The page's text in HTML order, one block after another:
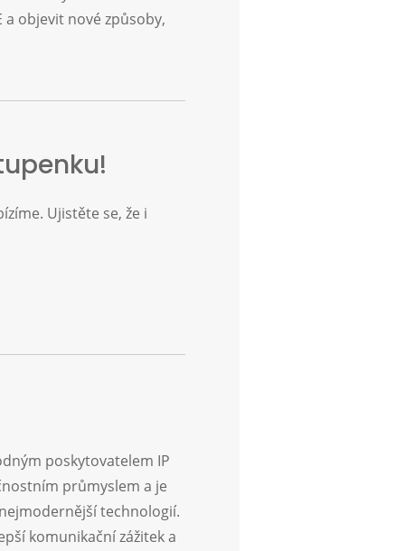
objevit nové způsoby,
Ujistěte se, že i
poskytovatelem IP
průmyslem a je
technologií.
komunikační zážitek a